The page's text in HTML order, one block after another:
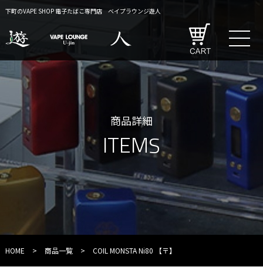
下町のVAPE SHOP 電子たばこ専門店 ベイプラウンジ遊人
商品詳細
ITEMS
HOME > 商品一覧 > COIL MONSTA Ni80 【〒】